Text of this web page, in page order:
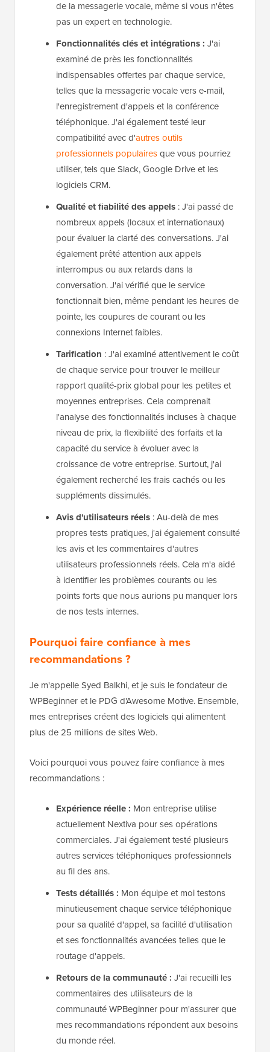
de la messagerie vocale, même si vous n'êtes
pas un expert en technologie.
Fonctionnalités clés et intégrations : J'ai
examiné de près les fonctionnalités
indispensables offertes par chaque service,
telles que la messagerie vocale vers e-mail,
l'enregistrement d'appels et la conférence
téléphonique. J'ai également testé leur
compatibilité avec d'autres outils
professionnels populairesque vous pourriez
utiliser, tels que Slack, Google Drive et les
logiciels CRM.
Qualité et fiabilité des appels : J'ai passé de
nombreux appels (locaux et internationaux)
pour évaluer la clarté des conversations. J'ai
également prêté attention aux appels
interrompus ou aux retards dans la
conversation. J'ai vérifié que le service
fonctionnait bien, même pendant les heures de
pointe, les coupures de courant ou les
connexions Internet faibles.
Tarification : J'ai examiné attentivement le coût
de chaque service pour trouver le meilleur
rapport qualité-prix global pour les petites et
moyennes entreprises. Cela comprenait
l'analyse des fonctionnalités incluses à chaque
niveau de prix, la flexibilité des forfaits et la
capacité du service à évoluer avec la
croissance de votre entreprise. Surtout, j'ai
également recherché les frais cachés ou les
suppléments dissimulés.
Avis d'utilisateurs réels : Au-delà de mes
propres tests pratiques, j'ai également consulté
les avis et les commentaires d'autres
utilisateurs professionnels réels. Cela m'a aidé
à identifier les problèmes courants ou les
points forts que nous aurions pu manquer lors
de nos tests internes.
Pourquoi faire confiance à mes
recommandations ?
Je m'appelle Syed Balkhi, et je suis le fondateur de
WPBeginner et le PDG d'Awesome Motive. Ensemble,
mes entreprises créent des logiciels qui alimentent
plus de 25 millions de sites Web.
Voici pourquoi vous pouvez faire confiance à mes
recommandations :
Expérience réelle : Mon entreprise utilise
actuellement Nextiva pour ses opérations
commerciales. J'ai également testé plusieurs
autres services téléphoniques professionnels
au fil des ans.
Tests détaillés : Mon équipe et moi testons
minutieusement chaque service téléphonique
pour sa qualité d'appel, sa facilité d'utilisation
et ses fonctionnalités avancées telles que le
routage d'appels.
Retours de la communauté : J'ai recueilli les
commentaires des utilisateurs de la
communauté WPBeginner pour m'assurer que
mes recommandations répondent aux besoins
du monde réel.